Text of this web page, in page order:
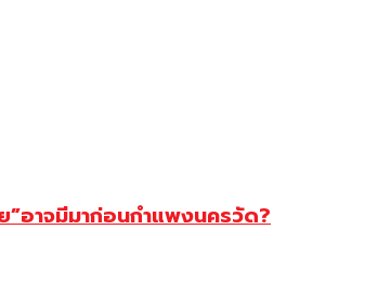
”อาจมีมาก่อนกำแพงนครวัด?